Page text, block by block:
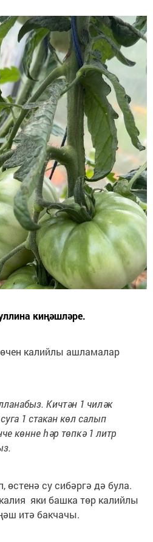
киңәшләре.
калийлы ашламалар
Кичтән 1 чиләк
1 стакан көл салып
көнне һәр төпкә 1 литр
өстенә су сибәргә дә була.
яки башка төр калийлы
итә бакчачы.